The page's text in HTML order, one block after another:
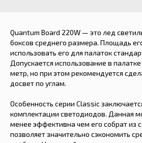
Quantum Board 220W — это лед
боксов среднего размера. Площадь
использовать его для палаток
Допускается использование в
метр, но при этом рекомендуется
досвет по углам.
Особенность серии Classic
комплектации светодиодов. Данная
менее эффективна чем его собрат из
позволяет значительно сэкономить